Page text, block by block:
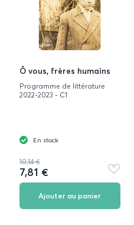
Ô vous, frères humains
Programme de littérature
2022-2023 - C1
En stock
10,14 €
7,81 €
Ajouter
aux
Ajouter au panier